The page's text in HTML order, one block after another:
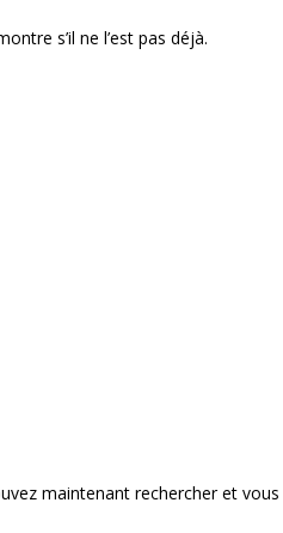
s’il ne l’est pas déjà.
maintenant rechercher et vous